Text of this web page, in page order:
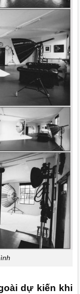
dự kiến khi